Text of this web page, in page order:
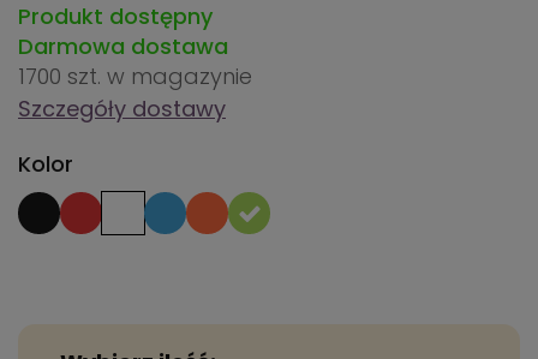
Produkt dostępny
Darmowa dostawa
1700 szt. w magazynie
Szczegóły dostawy
Kolor